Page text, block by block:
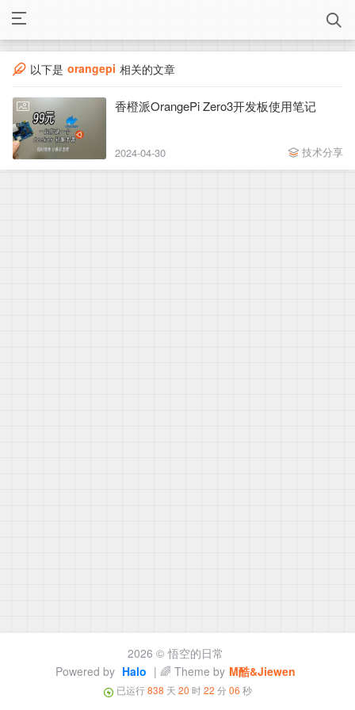
以下是 orangepi 相关的文章
香橙派OrangePi Zero3开发板使用笔记
2024-04-30 技术分享
2026 © 悟空的日常
Powered by Halo | 🌈 Theme by M酷&Jiewen
已运行838 天 20 时22 分 06 秒